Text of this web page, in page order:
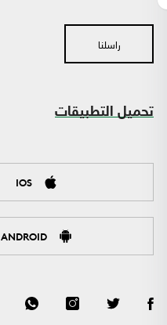
راسلنا
تحميل التطبيقات
IOS
ANDROID